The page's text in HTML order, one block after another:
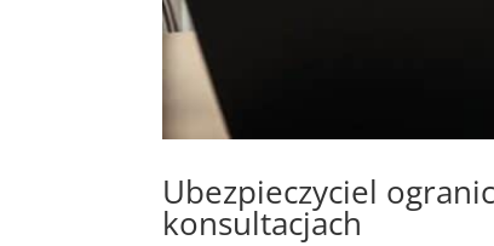
Ubezpieczyciel
konsultacjach